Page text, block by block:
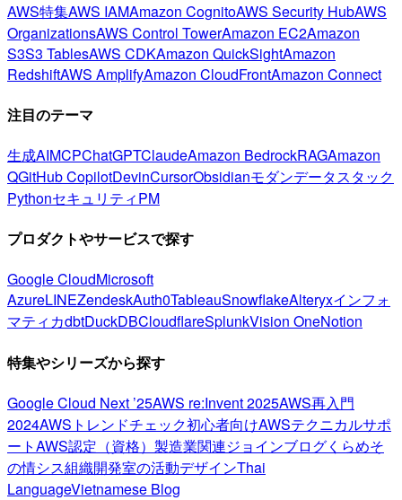
AWS特集AWS IAMAmazon CognitoAWS Security HubAWS
OrganizationsAWS Control TowerAmazon EC2Amazon
S3S3 TablesAWS CDKAmazon QuickSightAmazon
RedshiftAWS AmplifyAmazon CloudFrontAmazon Connect
注目のテーマ
生成AIMCPChatGPTClaudeAmazon BedrockRAGAmazon
QGitHub CopilotDevinCursorObsidianモダンデータスタック
PythonセキュリティPM
プロダクトやサービスで探す
Google CloudMicrosoft
AzureLINEZendeskAuth0TableauSnowflakeAlteryxインフォ
マティカdbtDuckDBCloudflareSplunkVision OneNotion
特集やシリーズから探す
Google Cloud Next ’25AWS re:Invent 2025AWS再入門
2024AWSトレンドチェック初心者向けAWSテクニカルサポ
ートAWS認定（資格） 製造業関連ジョインブログくらめそ
の情シス組織開発室の活動デザインThai
LanguageVietnamese Blog